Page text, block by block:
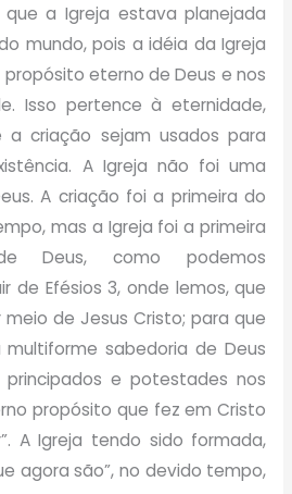
a Igreja estava planejada
mundo, pois a idéia da Igreja
eterno de Deus e nos
Isso pertence à eternidade,
criação sejam usados para
A Igreja não foi uma
A criação foi a primeira do
mas a Igreja foi a primeira
Deus, como podemos
de Efésios 3, onde lemos, que
meio de Jesus Cristo; para que
sabedoria de Deus
e potestades nos
propósito que fez em Cristo
A Igreja tendo sido formada,
agora são”, no devido tempo,